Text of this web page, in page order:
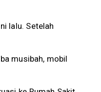
lalu. Setelah
musibah, mobil